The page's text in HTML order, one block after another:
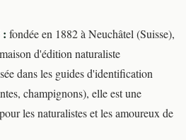
: fondée en 1882 à Neuchâtel (Suisse),
d'édition naturaliste
dans les guides d'identification
champignons), elle est une
les naturalistes et les amoureux de